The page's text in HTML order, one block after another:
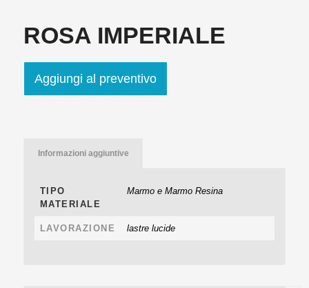
ROSA IMPERIALE
Aggiungi al preventivo
Informazioni aggiuntive
TIPO
MATERIALE
Marmo e Marmo Resina
LAVORAZIONE lastre lucide